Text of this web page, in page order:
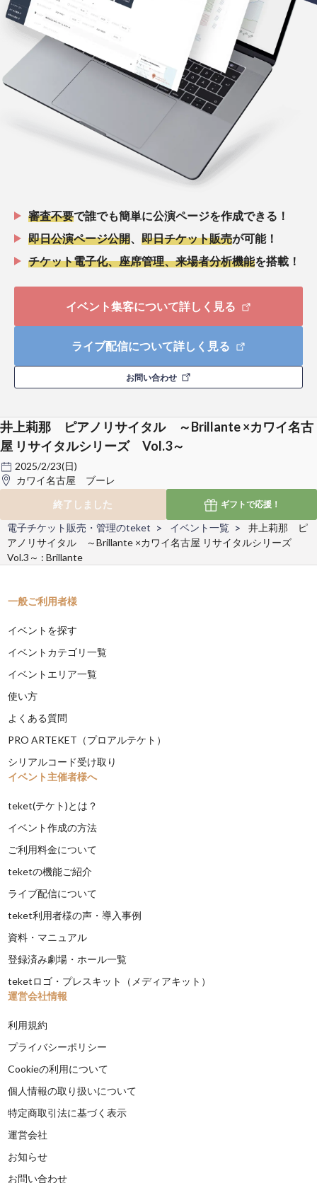
審査不要で誰でも簡単に公演ページを作成できる！
即日公演ページ公開
即日チケット販売が可能！
チケット電子化、座席管理、来場者分析機能を搭載！
イベント集客について詳しく見る
ライブ配信について詳しく見る
お問い合わせ
井上莉那 ピアノリサイタル ～Brillante ×カワイ名古
屋 リサイタルシリーズ Vol.3～
2025/2/23(日)
カワイ名古屋 ブーレ
終了しました
ギフトで応援！
電子チケット販売・管理のteket イベント一覧
井上莉那 ピ
アノリサイタル ～Brillante ×カワイ名古屋 リサイタルシリーズ
Vol.3～ : Brillante
一般ご利用者様
イベントを探す
イベントカテゴリ一覧
イベントエリア一覧
使い方
よくある質問
PRO ARTEKET（プロアルテケト）
シリアルコード受け取り
イベント主催者様へ
teket(テケト)とは？
イベント作成の方法
ご利用料金について
teketの機能ご紹介
ライブ配信について
teket利用者様の声・導入事例
資料・マニュアル
登録済み劇場・ホール一覧
teketロゴ・プレスキット（メディアキット）
運営会社情報
利用規約
プライバシーポリシー
Cookieの利用について
個人情報の取り扱いについて
特定商取引法に基づく表示
運営会社
お知らせ
お問い合わせ